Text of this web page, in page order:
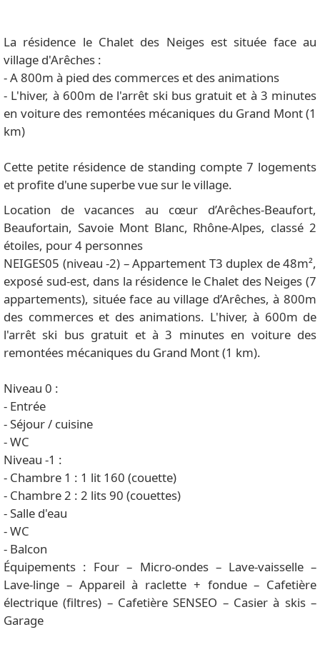
La résidence le Chalet des Neiges est située face au
village d'Arêches :
- A 800m à pied des commerces et des animations
- L'hiver, à 600m de l'arrêt ski bus gratuit et à 3 minutes
en voiture des remontées mécaniques du Grand Mont (1
km)
Cette petite résidence de standing compte 7 logements
et profite d'une superbe vue sur le village.
Location de vacances au cœur d’Arêches-Beaufort,
Beaufortain, Savoie Mont Blanc, Rhône-Alpes, classé 2
étoiles, pour 4 personnes
NEIGES05 (niveau -2) – Appartement T3 duplex de 48m²,
exposé sud-est, dans la résidence le Chalet des Neiges (7
appartements), située face au village d’Arêches, à 800m
des commerces et des animations. L'hiver, à 600m de
l'arrêt ski bus gratuit et à 3 minutes en voiture des
remontées mécaniques du Grand Mont (1 km).
Niveau 0 :
- Entrée
- Séjour / cuisine
- WC
Niveau -1 :
- Chambre 1 : 1 lit 160 (couette)
- Chambre 2 : 2 lits 90 (couettes)
- Salle d'eau
- WC
- Balcon
Équipements : Four – Micro-ondes – Lave-vaisselle –
Lave-linge – Appareil à raclette + fondue – Cafetière
électrique (filtres) – Cafetière SENSEO – Casier à skis –
Garage